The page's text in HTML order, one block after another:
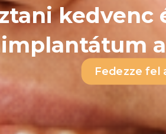
kedvenc
Fedezze fel